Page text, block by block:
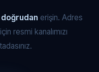
doğrudan erişin. Adres
resmi kanalımızı